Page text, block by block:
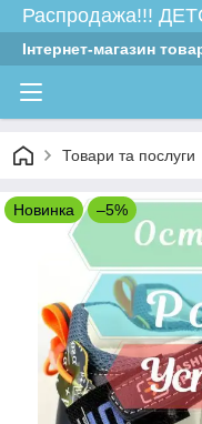
Распродажа!!!
Інтернет-магазин
Товари та послуги
Новинка –5%